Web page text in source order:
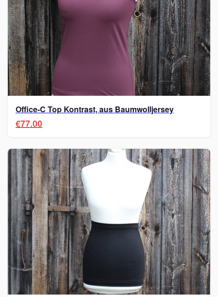
Office-C Top Kontrast, aus Baumwolljersey
€77.00